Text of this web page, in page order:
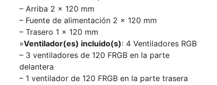
– Arriba 2 x 120 mm
– Fuente de alimentación 2 x 120 mm
– Trasero 1 x 120 mm
»Ventilador(es) incluido(s): 4 Ventiladores RGB
– 3 ventiladores de 120 FRGB en la parte
delantera
– 1 ventilador de 120 FRGB en la parte trasera